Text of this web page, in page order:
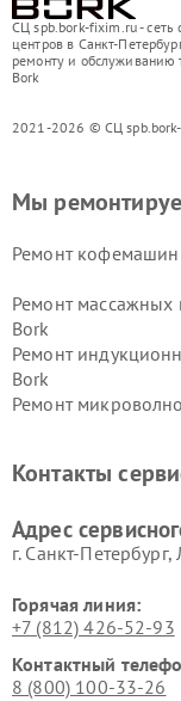
СЦ spb.bork-fixim.ru - сеть
центров в Санкт-
ремонту и обслуживанию
Bork
2021-2026 © СЦ
Мы
Ремонт
Ремонт массажных
Bork
Ремонт
Bork
Ремонт
воздуха Bork
Bork
Контакты
Адрес
г. Санкт-
Горячая линия:
+7 (812) 426-52-93
Контактный
8 (800) 100-33-26